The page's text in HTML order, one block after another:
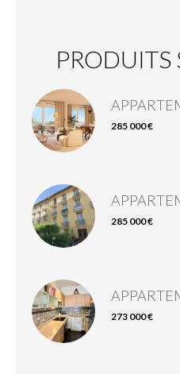
PRODUITS
285 000 €
285 000 €
273 000 €